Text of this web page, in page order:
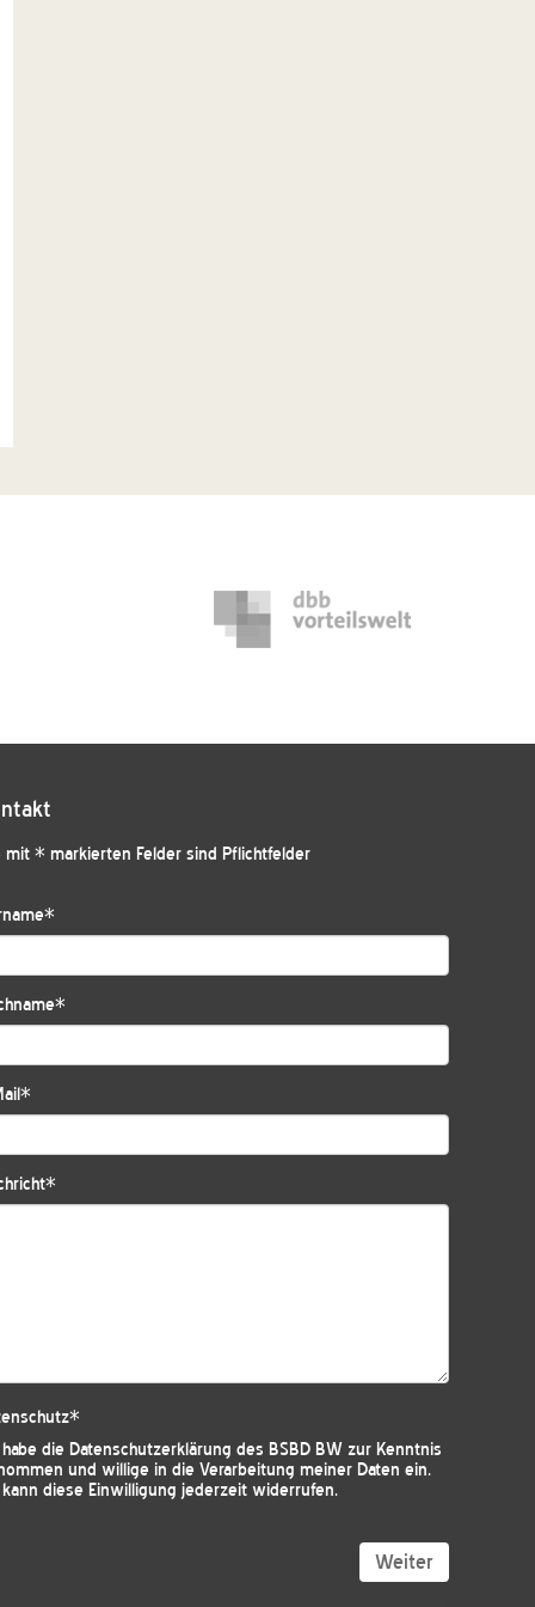
mit * markierten Felder sind Pflichtfelder
*
*
*
*
*
habe die Datenschutzerklärung des BSBD BW zur Kenntnis
und willige in die Verarbeitung meiner Daten ein.
kann diese Einwilligung jederzeit widerrufen.
Weiter